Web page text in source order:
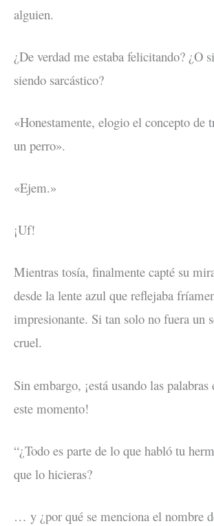
alguien.
¿De verdad me estaba felicitando? ¿O
siendo sarcástico?
«Honestamente, elogio el concepto de
un perro».
«Ejem.»
¡Uf!
Mientras tosía, finalmente capté su
desde la lente azul que reflejaba
impresionante. Si tan solo no fuera un
cruel.
Sin embargo, ¡está usando las palabras
este momento!
“¿Todo es parte de lo que habló tu
que lo hicieras?
… y ¿por qué se menciona el nombre